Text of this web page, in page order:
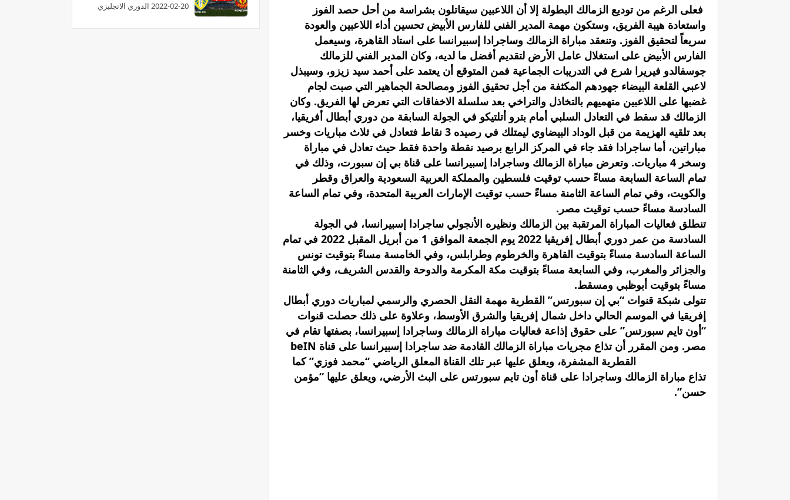
فعلى الرغم من توديع الزمالك البطولة إلا أن اللاعبين سيقاتلون بشراسة من أحل حصد الفوز
واستعادة هيبة الفريق، وستكون مهمة المدير الفني للفارس الأبيض تحسين أداء اللاعبين والعودة
سريعاً لتحقيق الفوز. وتنعقد مباراة الزمالك وساجرادا إسبيرانسا على استاد القاهرة، وسيعمل
الفارس الأبيض على استغلال عامل الأرض لتقديم أفضل ما لديه، وكان المدير الفني للزمالك
جوسفالدو فيريرا شرع في التدريبات الجماعية فمن المتوقع أن يعتمد على أحمد سيد زيزو، وسيبذل
لاعبي القلعة البيضاء جهودهم المكثفة من أجل تحقيق الفوز ومصالحة الجماهير التي صبت لجام
غضبها على اللاعبين متهميهم بالتخاذل والتراخي بعد سلسلة الاخفاقات التي تعرض لها الفريق. وكان
الزمالك قد سقط في التعادل السلبي أمام بترو أتلتيكو في الجولة السابقة من دوري أبطال أفريقيا،
بعد تلقيه الهزيمة من قبل الوداد البيضاوي ليمتلك في رصيده 3 نقاط فتعادل في ثلاث مباريات وخسر
مباراتين، أما ساجرادا فقد جاء في المركز الرابع برصيد نقطة واحدة فقط حيث تعادل في مباراة
وسخر 4 مباريات. وتعرض مباراة الزمالك وساجرادا إسبيرانسا على قناة بي إن سبورت، وذلك في
تمام الساعة السابعة مساءً حسب توقيت فلسطين والمملكة العربية السعودية والعراق وقطر
والكويت، وفي تمام الساعة الثامنة مساءً حسب توقيت الإمارات العربية المتحدة، وفي تمام الساعة
السادسة مساءً حسب توقيت مصر.
تنطلق فعاليات المباراة المرتقبة بين الزمالك ونظيره الأنجولي ساجرادا إسبيرانسا، في الجولة
السادسة من عمر دوري أبطال إفريقيا 2022 يوم الجمعة الموافق 1 من أبريل المقبل 2022 في تمام
الساعة السادسة مساءً بتوقيت القاهرة والخرطوم وطرابلس، وفي الخامسة مساءً بتوقيت تونس
والجزائر والمغرب، وفي السابعة مساءً بتوقيت مكة المكرمة والدوحة والقدس الشريف، وفي الثامنة
مساءً بتوقيت أبوظبي ومسقط.
تتولى شبكة قنوات “بي إن سبورتس” القطرية مهمة النقل الحصري والرسمي لمباريات دوري أبطال
إفريقيا في الموسم الحالي داخل شمال إفريقيا والشرق الأوسط، وعلاوة على ذلك حصلت قنوات
“أون تايم سبورتس” على حقوق إذاعة فعاليات مباراة الزمالك وساجرادا إسبيرانسا، بصفتها تقام في
مصر. ومن المقرر أن تذاع مجريات مباراة الزمالك القادمة ضد ساجرادا إسبيرانسا على قناة beIN
SPORTS 3 HD القطرية المشفرة، ويعلق عليها عبر تلك القناة المعلق الرياضي “محمد فوزي” كما
تذاع مباراة الزمالك وساجرادا على قناة أون تايم سبورتس على البث الأرضي، ويعلق عليها “مؤمن
حسن”.
20-02-2022 الدوري الانجليزي